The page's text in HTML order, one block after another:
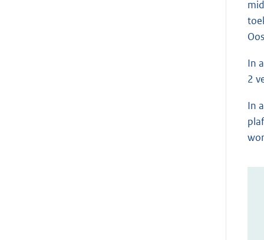
In
2
In